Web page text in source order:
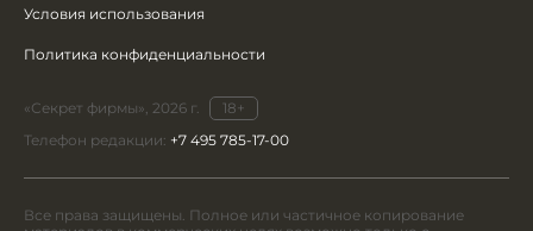
Условия использования
Политика конфиденциальности
«Секрет фирмы», 2026 г.
18+
Телефон редакции: +7 495 785-17-00
Все права защищены. Полное или частичное копирование